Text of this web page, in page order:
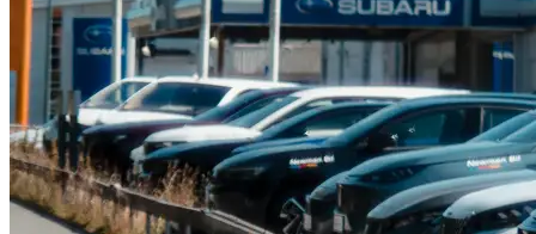
Leapmotor
Tillbehör & reservdelar